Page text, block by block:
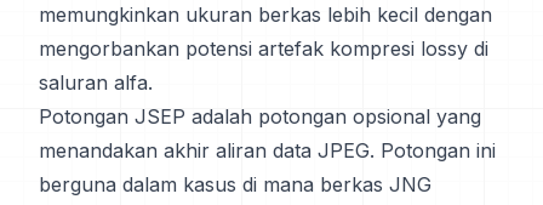
memungkinkan ukuran berkas lebih kecil dengan
mengorbankan potensi artefak kompresi lossy di
saluran alfa.
Potongan JSEP adalah potongan opsional yang
menandakan akhir aliran data JPEG. Potongan ini
berguna dalam kasus di mana berkas JNG